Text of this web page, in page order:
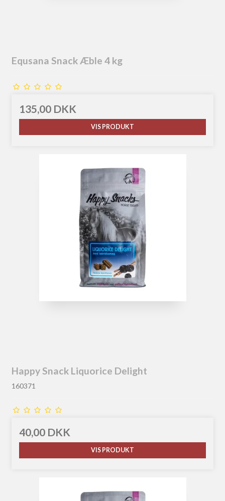
Equsana Snack Æble 4 kg
135,00 DKK
VIS PRODUKT
Happy Snack Liquorice Delight
160371
40,00 DKK
VIS PRODUKT